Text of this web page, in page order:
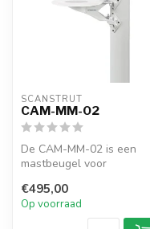
SCANSTRUT
CAM-MM-02
De CAM-MM-02 is een
mastbeugel voor
voor FLIR M100/M20...
€495,00
Op voorraad